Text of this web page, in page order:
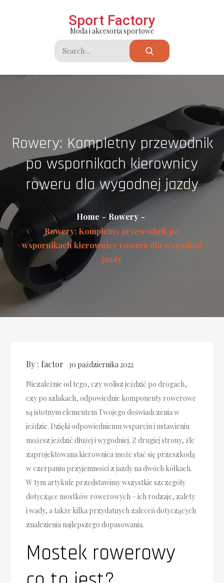
Sport Factory
Moda i akcesoria sportowe
Search
for:
Rowery: Kompletny przewodnik
po wspornikach kierownicy
roweru dla wygodnej jazdy
Home
Rowery
Rowery: Kompletny przewodnik po
wspornikach kierownicy roweru dla wygodnej
jazdy
By : factor 30 października 2022
Niezależnie od tego, czy wolisz jeździć po drogach,
czy po szlakach, odpowiednie komponenty rowerowe
są istotnym elementem Twojego doświadczenia w
jeździe. Dzięki odpowiedniemu wsparciu i ustawieniu
możesz jeździć dłużej i wygodniej. Z drugiej strony, źle
zaprojektowana kierownica może stać się przeszkodą
w czerpaniu przyjemności z jazdy na dwóch kółkach.
W tym artykule przedstawimy wszystkie szczegóły
dotyczące mostków rowerowych – ich rodzaje, zalety
i wady, a także kilka przydatnych zaleceń dotyczących
znalezienia najlepszego dopasowania.
Mostek rowerowy